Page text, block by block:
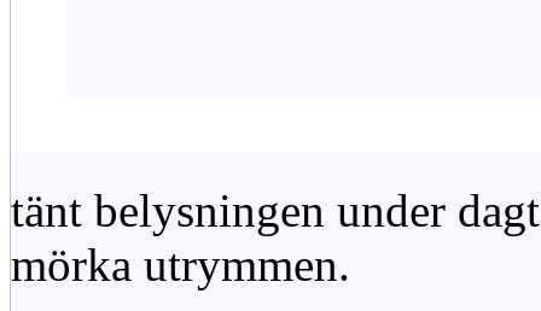
tänt belysningen under
mörka utrymmen.